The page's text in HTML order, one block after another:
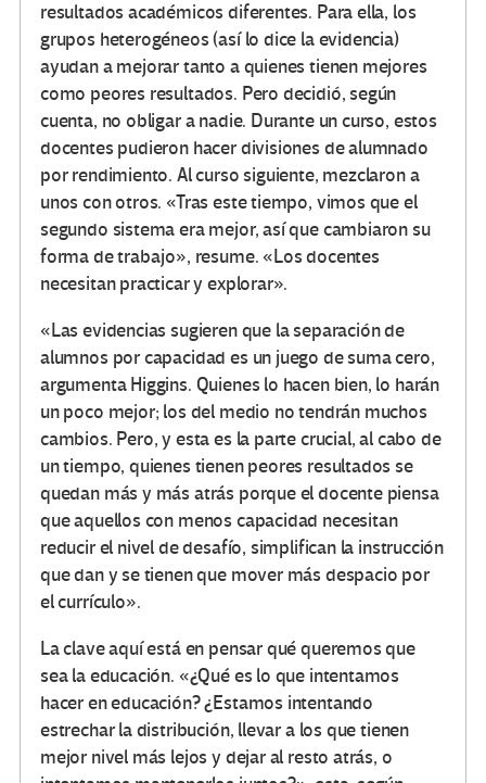
resultados académicos diferentes. Para ella, los
grupos heterogéneos (así lo dice la evidencia)
ayudan a mejorar tanto a quienes tienen mejores
como peores resultados. Pero decidió, según
cuenta, no obligar a nadie. Durante un curso, estos
docentes pudieron hacer divisiones de alumnado
por rendimiento. Al curso siguiente, mezclaron a
unos con otros. «Tras este tiempo, vimos que el
segundo sistema era mejor, así que cambiaron su
forma de trabajo», resume. «Los docentes
necesitan practicar y explorar».
«Las evidencias sugieren que la separación de
alumnos por capacidad es un juego de suma cero,
argumenta Higgins. Quienes lo hacen bien, lo harán
un poco mejor; los del medio no tendrán muchos
cambios. Pero, y esta es la parte crucial, al cabo de
un tiempo, quienes tienen peores resultados se
quedan más y más atrás porque el docente piensa
que aquellos con menos capacidad necesitan
reducir el nivel de desafío, simplifican la instrucción
que dan y se tienen que mover más despacio por
el currículo».
La clave aquí está en pensar qué queremos que
sea la educación. «¿Qué es lo que intentamos
hacer en educación? ¿Estamos intentando
estrechar la distribución, llevar a los que tienen
mejor nivel más lejos y dejar al resto atrás, o